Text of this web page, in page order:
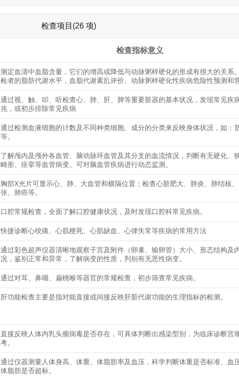
检查项目(26 项)
检查指标意义
测定血清中血脂含量，它们的增高或降低与动脉粥样硬化的形成有很大的关系
检者的脂肪代谢水平，血脂代谢紊乱评价、动脉粥样硬化性疾病危险性预测和
通过视、触、叩、听检查心、肺、肝、脾等重要脏器的基本状况，发现常见疾
兆，或初步排除常见疾病
通过检测血液细胞的计数及不同种类细胞、成分的分类来反映身体状况，如：
等。
了解颅内及颅外各血管、脑动脉环血管及其分支的血流情况，判断有无硬化、
畸形、痉挛等血管病变。可对脑血管疾病进行动态监测。
胸部X光片可显示心、肺、大血管和横隔位置；检查心脏肥大、肺炎、肺结核
张、肺癌等。
口腔常规检查，全面了解口腔健康状况，及时发现口腔科常见疾病。
快捷诊断心绞痛、心肌梗死、心肌缺血、心律失常等疾病的常用方法
通过彩色超声仪器清晰地观察子宫及附件（卵巢、输卵管）大小、形态结构及
况，鉴别正常和异常，了解病变的性质，判别有无恶性病变。
通过对耳、鼻咽、扁桃喉等器官的常规检查，初步筛查常见疾病。
肝功能检查主要是指对能直接或间接反映肝脏代谢功能的生理指标的检测。
直接反映人体内乳头瘤病毒是否存在，可具体判断出感染型别，为临床诊断宫
考。
通过仪器测量人体身高、体重、体脂肪率及血压，科学判断体重是否标准、血
体脂肪是否超标。